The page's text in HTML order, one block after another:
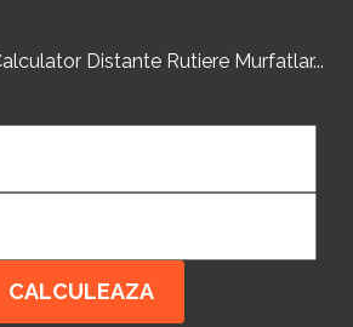
Distante Rutiere Murfatlar...
CALCULEAZA